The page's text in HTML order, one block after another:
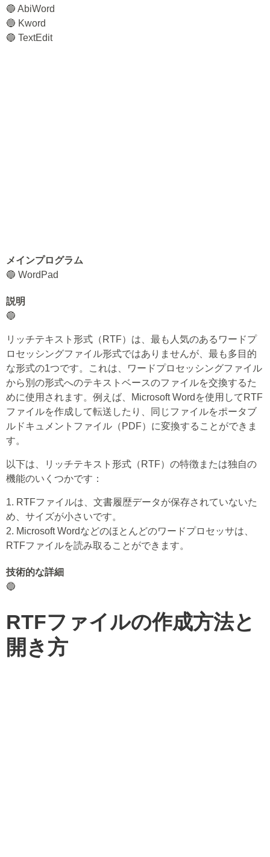
🔵 AbiWord
🔵 Kword
🔵 TextEdit
メインプログラム
🔵 WordPad
説明
🔵
リッチテキスト形式（RTF）は、最も人気のあるワードプ
ロセッシングファイル形式ではありませんが、最も多目的
な形式の1つです。これは、ワードプロセッシングファイル
から別の形式へのテキストベースのファイルを交換するた
めに使用されます。例えば、Microsoft Wordを使用してRTF
ファイルを作成して転送したり、同じファイルをポータブ
ルドキュメントファイル（PDF）に変換することができま
す。
以下は、リッチテキスト形式（RTF）の特徴または独自の
機能のいくつかです：
1. RTFファイルは、文書履歴データが保存されていないた
め、サイズが小さいです。
2. Microsoft Wordなどのほとんどのワードプロセッサは、
RTFファイルを読み取ることができます。
技術的な詳細
🔵
RTFファイルの作成方法と
開き方